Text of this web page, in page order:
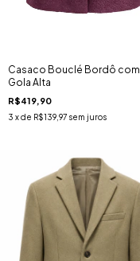
Casaco Bouclé Bordô com
Gola Alta
R$419,90
3 x de R$139,97 sem juros